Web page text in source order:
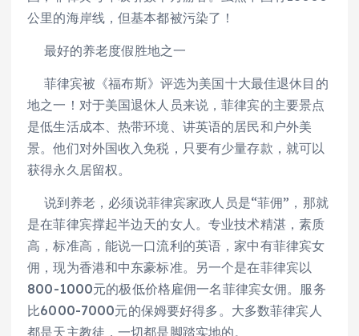
公里的海岸线，但基本都被污染了！
最好的养老度假胜地之一
菲律宾被《福布斯》评选为美国十大最佳退休目的
地之一！对于美国退休人员来说，菲律宾的主要景点
是低生活成本、热带环境、讲英语的居民和户外美
景。他们对外国收入免税，只要有少量存款，就可以
获得永久居留权。
说到养老，必须说菲律宾家政人员是“菲佣”，那就
是在菲律宾撑起半边天的女人。专业技术精湛，素质
高，标准高，能说一口流利的英语，家中有菲律宾女
佣，现为香港和中东豪标准。另一个是在菲律宾以
800-1000元的极低价格雇佣一名菲律宾女佣。服务
比6000-7000元的保姆要好得多。大多数菲律宾人
都是天主教徒，一切都是脚踏实地的。